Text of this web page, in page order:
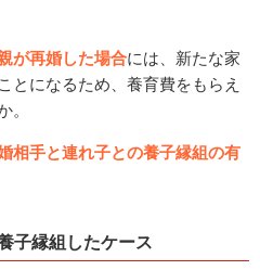
が再婚した場合には、新たな家
とになるため、養育費をもらえ
。
相手と連れ子との養子縁組の有
子縁組したケース